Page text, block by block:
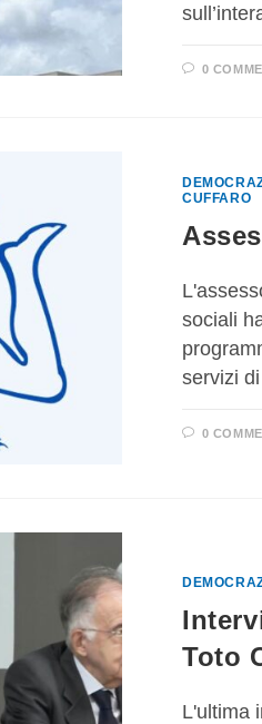
0
CUFFARO
sociali
servizi
0
Toto
L'ultima